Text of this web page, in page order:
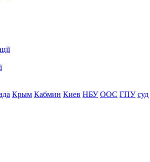
Крым Кабмин Киев НБУ ООС ГПУ суд